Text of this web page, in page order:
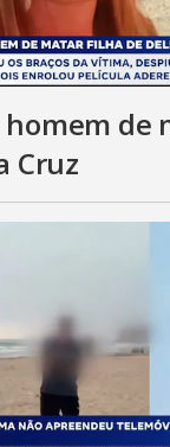
homem de
Cruz